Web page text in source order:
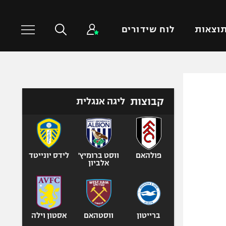
תוצאות לוח שידורים
טניס
כדוריד
כדורעף
שחייה
ג'ודו
אגרוף
ספורט אולימפי
קבוצות ליגה אנגלית
פולהאם
ווסט ברומיץ'
אלביון
לידס יונייטד
ברייטון ווסטהאם אסטון וילה